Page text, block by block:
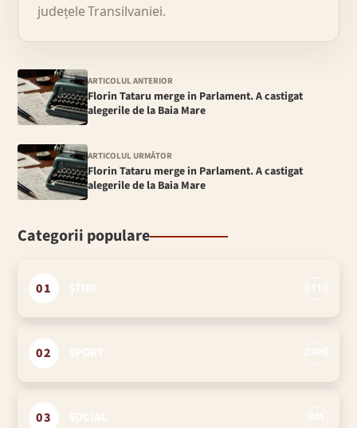
județele Transilvaniei.
ARTICOLUL ANTERIOR
Florin Tataru merge in Parlament. A castigat
alegerile de la Baia Mare
ARTICOLUL URMĂTOR
Florin Tataru merge in Parlament. A castigat
alegerile de la Baia Mare
Categorii populare
01
02
03